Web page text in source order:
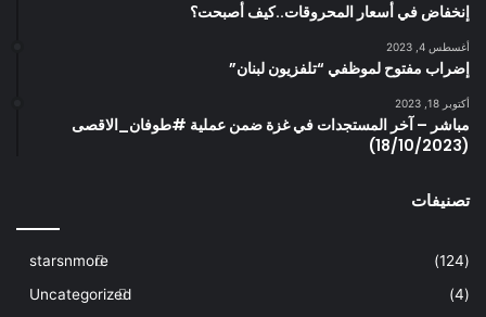
إنخفاض في أسعار المحروقات..كيف أصبحت؟
أغسطس 4, 2023
إضراب مفتوح لموظفي “تلفزيون لبنان”
أكتوبر 18, 2023
مباشر – آخر المستجدات في غزة ضمن عملية #طوفان_الاقصى
(18/10/2023)
تصنيفات
starsnmore
(124)
Uncategorized
(4)